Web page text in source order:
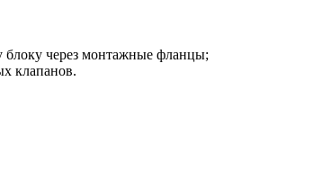
через монтажные фланцы;
клапанов.